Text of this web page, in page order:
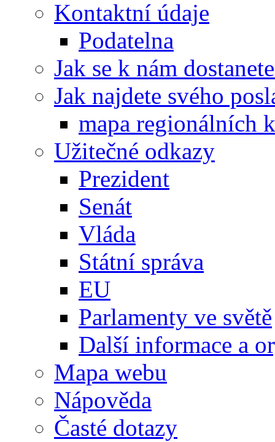
Kontaktní údaje
Podatelna
Jak se k nám
Jak najdete svého
mapa regionálních
Užitečné odkazy
Prezident
Senát
Vláda
Státní správa
EU
Parlamenty ve světě
Další informace a
Mapa webu
Nápověda
Časté dotazy